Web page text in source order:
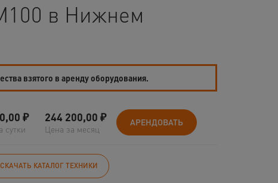
в Нижнем
взятого в аренду оборудования.
₽
сутки
244 200,00 ₽
Цена за месяц
АРЕНДОВАТЬ
СКАЧАТЬ КАТАЛОГ ТЕХНИКИ